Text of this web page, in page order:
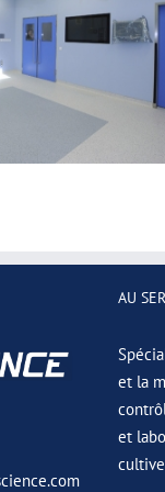
PROCESS
AU
et la
et